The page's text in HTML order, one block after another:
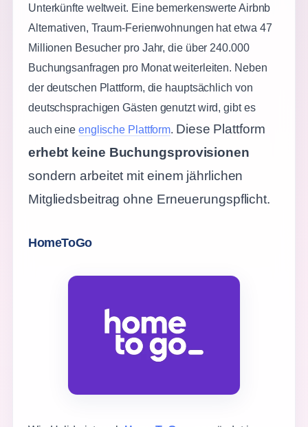
Unterkünfte weltweit. Eine bemerkenswerte Airbnb
Alternativen, Traum-Ferienwohnungen hat etwa 47
Millionen Besucher pro Jahr, die über 240.000
Buchungsanfragen pro Monat weiterleiten. Neben
der deutschen Plattform, die hauptsächlich von
deutschsprachigen Gästen genutzt wird, gibt es
auch eine englische Plattform. Diese Plattform
erhebt keine Buchungsprovisionen
sondern arbeitet mit einem jährlichen
Mitgliedsbeitrag ohne Erneuerungspflicht.
HomeToGo